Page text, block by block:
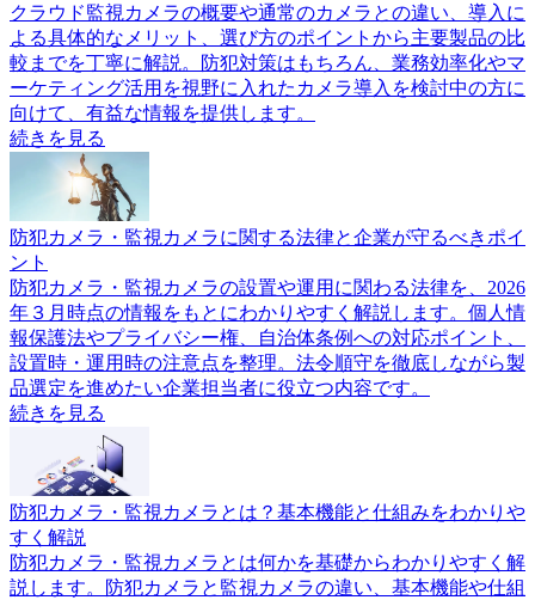
クラウド監視カメラの概要や通常のカメラとの違い、導入に
よる具体的なメリット、選び方のポイントから主要製品の比
較までを丁寧に解説。防犯対策はもちろん、業務効率化やマ
ーケティング活用を視野に入れたカメラ導入を検討中の方に
向けて、有益な情報を提供します。
続きを見る
防犯カメラ・監視カメラに関する法律と企業が守るべきポイ
ント
防犯カメラ・監視カメラの設置や運用に関わる法律を、2026
年３月時点の情報をもとにわかりやすく解説します。個人情
報保護法やプライバシー権、自治体条例への対応ポイント、
設置時・運用時の注意点を整理。法令順守を徹底しながら製
品選定を進めたい企業担当者に役立つ内容です。
続きを見る
防犯カメラ・監視カメラとは？基本機能と仕組みをわかりや
すく解説
防犯カメラ・監視カメラとは何かを基礎からわかりやすく解
説します。防犯カメラと監視カメラの違い、基本機能や仕組